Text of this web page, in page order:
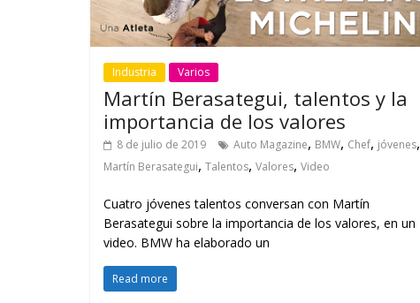
Industria Varios
Martín Berasategui, talentos y la
importancia de los valores
8 de julio de 2019 Auto Magazine, BMW, Chef, jóvenes,
Martín Berasategui, Talentos, Valores, Video
Cuatro jóvenes talentos conversan con Martín
Berasategui sobre la importancia de los valores, en un
video. BMW ha elaborado un
Read more